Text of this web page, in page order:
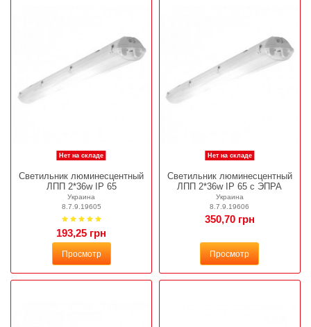
Нет на складе
Светильник люминесцентный
ЛПП 2*36w IP 65
Украина
8.7.9.19605
193,25 грн
Просмотр
Нет на складе
Светильник люминесцентный
ЛПП 2*36w IP 65 с ЭПРА
Украина
8.7.9.19606
350,70 грн
Просмотр